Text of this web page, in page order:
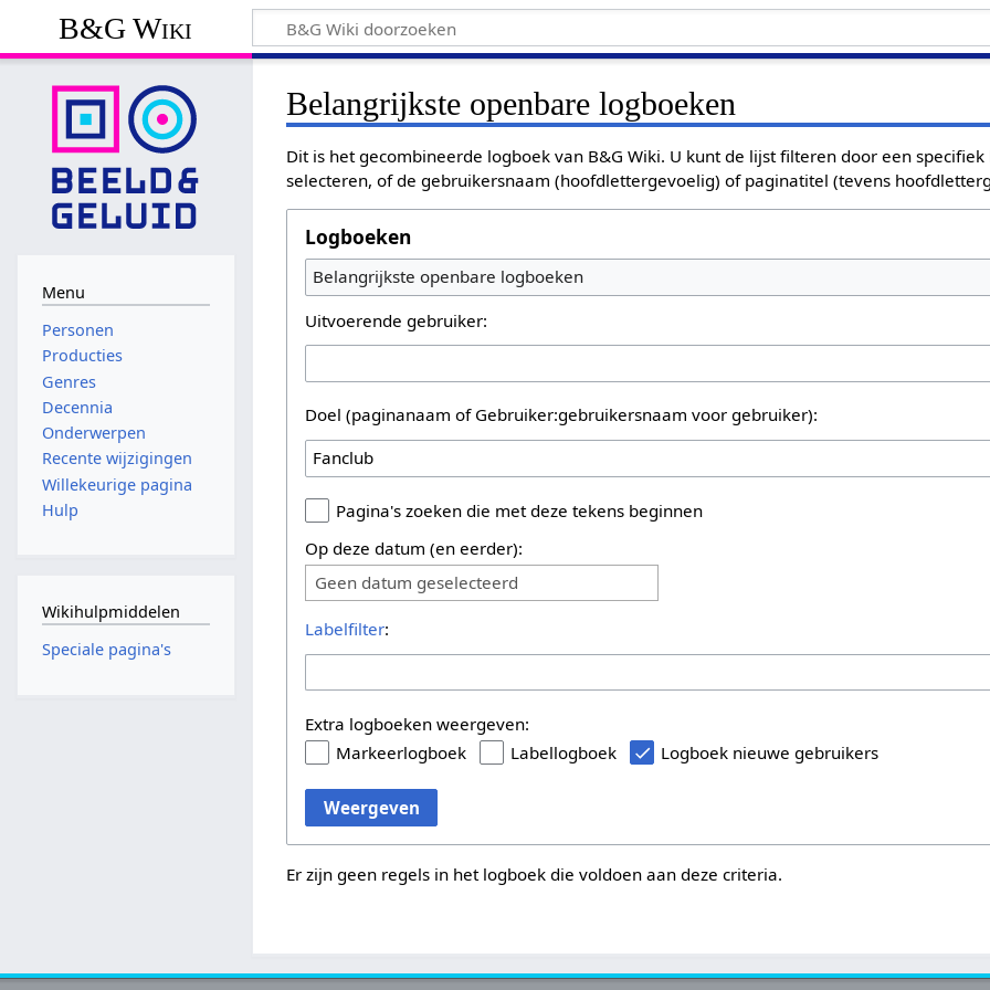
B&G Wiki
Belangrijkste openbare logboeken
Dit is het gecombineerde logboek van B&G Wiki. U kunt de lijst filteren door een
selecteren, of de gebruikersnaam (hoofdlettergevoelig) of paginatitel (tevens
Logboeken
Belangrijkste openbare logboeken
Uitvoerende gebruiker:
Doel (paginanaam of Gebruiker:gebruikersnaam voor gebruiker):
Pagina's zoeken die met deze tekens beginnen
Op deze datum (en eerder):
Geen datum geselecteerd
Labelfilter:
Extra logboeken weergeven:
Markeerlogboek
Labellogboek Logboek nieuwe gebruikers
Weergeven
Er zijn geen regels in het logboek die voldoen aan deze criteria.
Menu
Personen
Producties
Genres
Decennia
Onderwerpen
Recente wijzigingen
Willekeurige pagina
Hulp
Wikihulpmiddelen
Speciale pagina's